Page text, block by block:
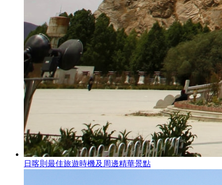
日喀則最佳旅遊時機及周邊精華景點